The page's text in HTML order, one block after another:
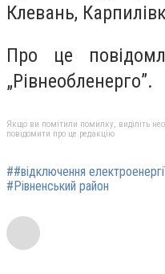
Клевань,
Про це
„Рівнеобленерго”.
Якщо ви помітили помилку, виділіть
повідомити про це редакцію
##відключення
#Рівненський район